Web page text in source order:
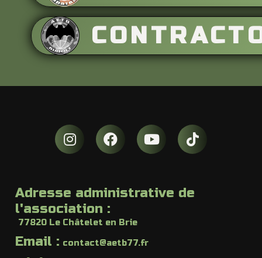
Adresse administrative de
l'association :
77820 Le Châtelet en Brie
Email : contact@aetb77.fr